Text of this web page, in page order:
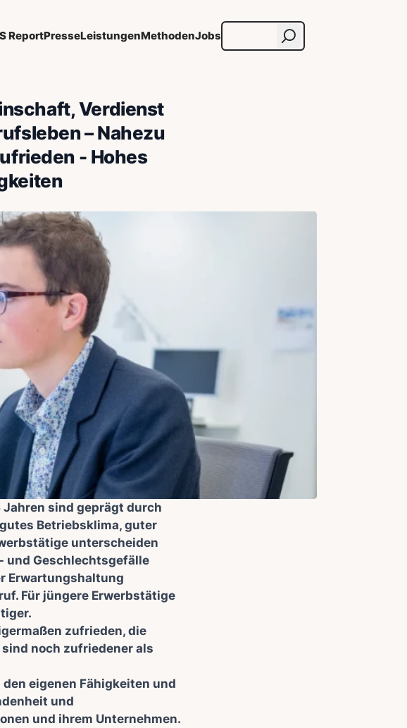
ReportPresseLeistungenMethodenJobs
Verdienst
– Nahezu
- Hohes
Jahren sind geprägt durch
Betriebsklima, guter
unterscheiden
und Geschlechtsgefälle
Erwartungshaltung
Für jüngere Erwerbstätige
zufrieden, die
noch zufriedener als
eigenen Fähigkeiten und
und
und ihrem Unternehmen.